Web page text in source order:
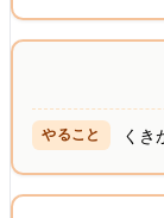
くき